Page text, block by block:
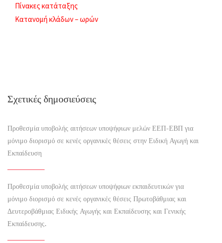
Πίνακες κατάταξης
Κατανομή κλάδων – ωρών
Σχετικές δημοσιεύσεις
Προθεσμία υποβολής αιτήσεων υποψήφιων μελών ΕΕΠ-ΕΒΠ για
μόνιμο διορισμό σε κενές οργανικές θέσεις στην Ειδική Αγωγή και
Εκπαίδευση
Προθεσμία υποβολής αιτήσεων υποψήφιων εκπαιδευτικών για
μόνιμο διορισμό σε κενές οργανικές θέσεις Πρωτοβάθμιας και
Δευτεροβάθμιας Ειδικής Αγωγής και Εκπαίδευσης και Γενικής
Εκπαίδευσης.